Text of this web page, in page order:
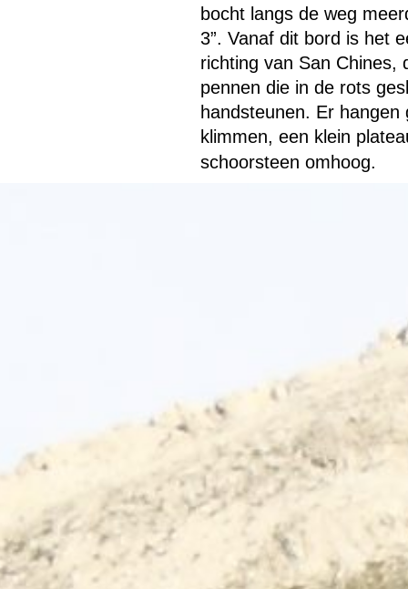
bocht langs de weg
3”. Vanaf dit bord is het
richting van San Chines,
pennen die in de rots
handsteunen. Er
klimmen, een klein
schoorsteen omhoog.